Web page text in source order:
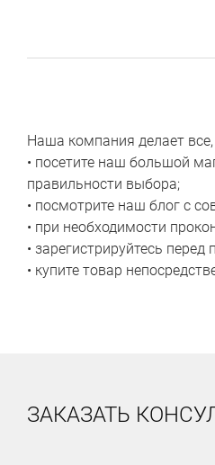
Наша компания делает
• посетите наш большой
правильности выбора;
• посмотрите наш блог с
• при необходимости
• зарегистрируйтесь
• купите товар
ЗАКАЗАТЬ